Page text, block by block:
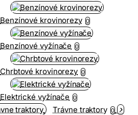
Benzínové krovinorezy 0
Benzínové vyžínače 0
Chrbtové krovinorezy 0
Elektrické vyžínače 0
Trávne traktory 0